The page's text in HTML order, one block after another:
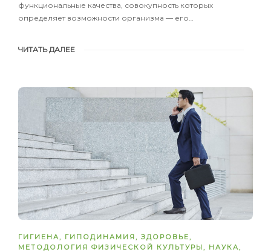
функциональные качества, совокупность которых
определяет возможности организма — его…
ЧИТАТЬ ДАЛЕЕ
ГИГИЕНА , ГИПОДИНАМИЯ , ЗДОРОВЬЕ ,
МЕТОДОЛОГИЯ ФИЗИЧЕСКОЙ КУЛЬТУРЫ , НАУКА ,